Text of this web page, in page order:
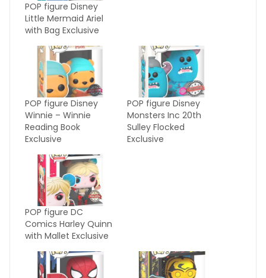
POP figure Disney
Little Mermaid Ariel
with Bag Exclusive
POP figure Disney
Winnie – Winnie
Reading Book
Exclusive
POP figure Disney
Monsters Inc 20th
Sulley Flocked
Exclusive
POP figure DC
Comics Harley Quinn
with Mallet Exclusive